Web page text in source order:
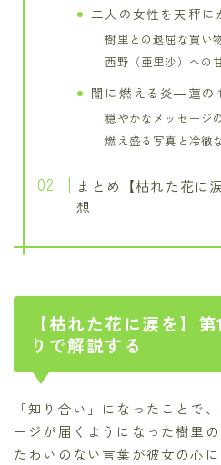
二人の女性を天秤に
樹里との退屈な買い
西野（亜里沙）への
闇に燃える炎―蓮の
穏やかなメッセージ
燃え盛る写真と冷徹
まとめ【枯れた花に
想
【枯れた花に涙を】
りで解説する
「知り合い」になったことで
ージが届くようになった樹里
たわいのない言葉が彼女の心